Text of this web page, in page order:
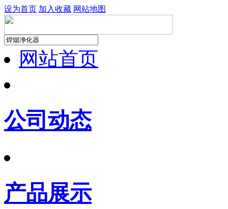
设为首页 加入收藏 网站地图
网站首页
公司动态
产品展示